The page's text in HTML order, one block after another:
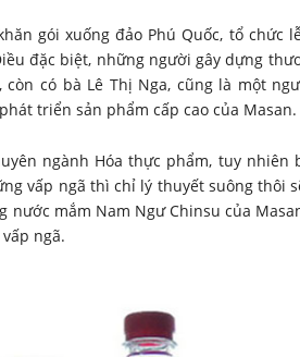
gói xuống đảo Phú Quốc, tổ chức
đặc biệt, những người gây dựng
có bà Lê Thị Nga, cũng là một
triển sản phẩm cấp cao của Masan.
ngành Hóa thực phẩm, tuy nhiên
vấp ngã thì chỉ lý thuyết suông thôi
nước mắm Nam Ngư Chinsu của
ngã.